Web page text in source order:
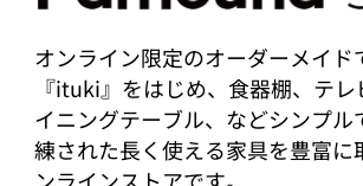
オンライン限定のオーダーメイド
『ituki』をはじめ、食器棚、テ
イニングテーブル、などシンプル
練された長く使える家具を豊富に